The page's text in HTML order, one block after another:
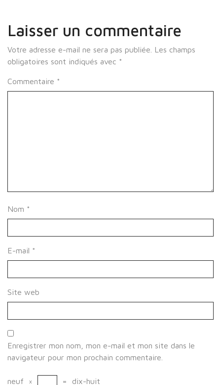
Laisser un commentaire
Votre adresse e-mail ne sera pas publiée.
Les champs
obligatoires sont indiqués avec *
Commentaire *
Nom *
E-mail *
Site web
Enregistrer mon nom, mon e-mail et mon site dans le
navigateur pour mon prochain commentaire.
neuf × = dix-huit